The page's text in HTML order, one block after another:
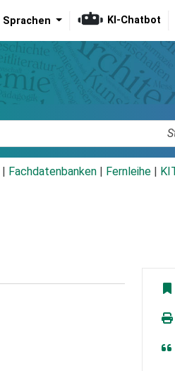
Sprachen KI-Chatbot
Fachdatenbanken Fernleihe